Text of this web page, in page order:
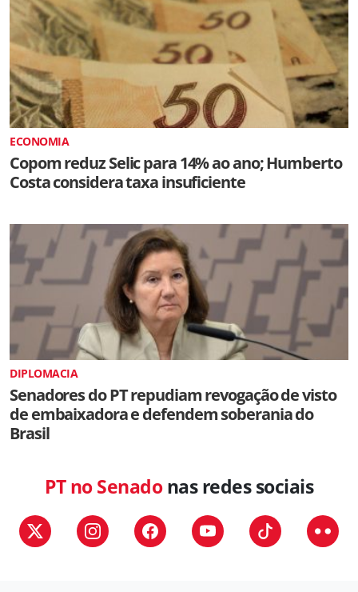
ECONOMIA
Copom reduz Selic para 14% ao ano; Humberto
Costa considera taxa insuficiente
DIPLOMACIA
Senadores do PT repudiam revogação de visto
de embaixadora e defendem soberania do
Brasil
PT no Senadonas redes sociais